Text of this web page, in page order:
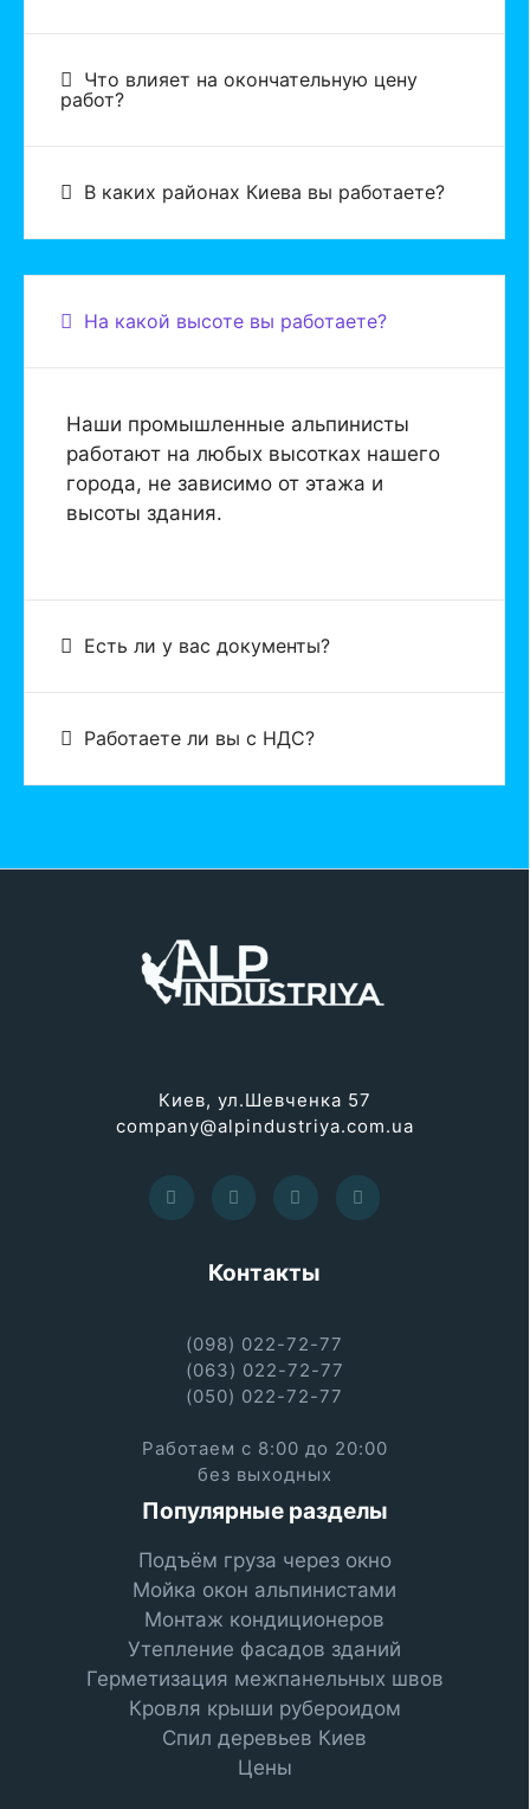
Что влияет на окончательную цену
работ?
В каких районах Киева вы работаете?
На какой высоте вы работаете?
Наши промышленные альпинисты
работают на любых высотках нашего
города, не зависимо от этажа и
высоты здания.
Есть ли у вас документы?
Работаете ли вы с НДС?
Киев, ул.Шевченка 57
company@alpindustriya.com.ua
Контакты
(098) 022-72-77
(063) 022-72-77
(050) 022-72-77
Работаем с 8:00 до 20:00
без выходных
Популярные разделы
Подъём груза через окно
Мойка окон альпинистами
Монтаж кондиционеров
Утепление фасадов зданий
Герметизация межпанельных швов
Кровля крыши рубероидом
Спил деревьев Киев
Цены